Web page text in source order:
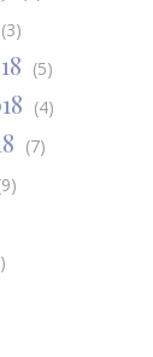
(3)
(5)
(4)
(7)